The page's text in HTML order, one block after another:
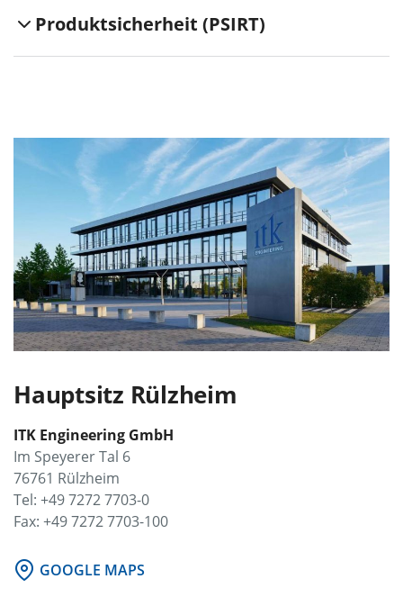
Produktsicherheit (PSIRT)
Hauptsitz Rülzheim
ITK Engineering GmbH
Im Speyerer Tal 6
76761 Rülzheim
Tel: +49 7272 7703-0
Fax: +49 7272 7703-100
GOOGLE MAPS